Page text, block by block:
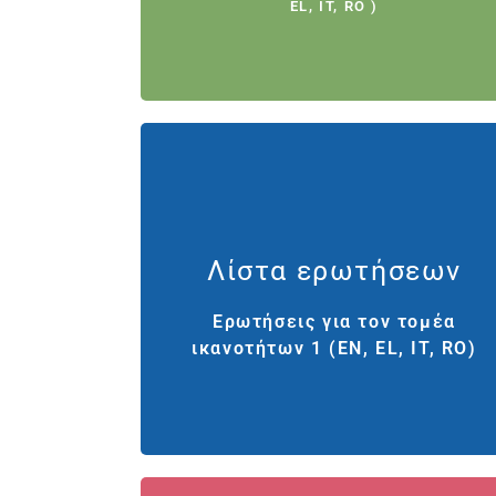
EL, IT, RO )
Λίστα ερωτήσεων
Ερωτήσεις για τον τομέα
ικανοτήτων 1 (EN, EL, IT, RO)
Παραδοτέα 8
Ερωτήσεις για τον τομέα
ικανοτήτων 1 (EN, EL, IT, RO)